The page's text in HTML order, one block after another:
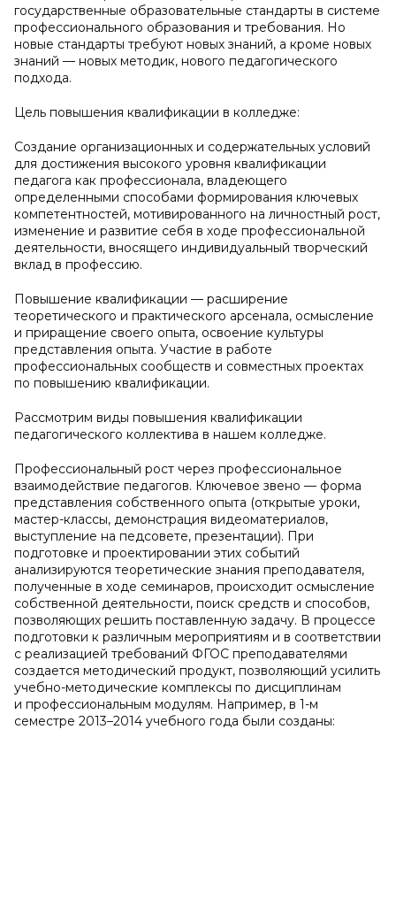
государственные образовательные стандарты в системе
профессионального образования и требования. Но
новые стандарты требуют новых знаний, а кроме новых
знаний — новых методик, нового педагогического
подхода.
Цель повышения квалификации в колледже:
Создание организационных и содержательных условий
для достижения высокого уровня квалификации
педагога как профессионала, владеющего
определенными способами формирования ключевых
компетентностей, мотивированного на личностный рост,
изменение и развитие себя в ходе профессиональной
деятельности, вносящего индивидуальный творческий
вклад в профессию.
Повышение квалификации — расширение
теоретического и практического арсенала, осмысление
и приращение своего опыта, освоение культуры
представления опыта. Участие в работе
профессиональных сообществ и совместных проектах
по повышению квалификации.
Рассмотрим виды повышения квалификации
педагогического коллектива в нашем колледже.
Профессиональный рост через профессиональное
взаимодействие педагогов. Ключевое звено — форма
представления собственного опыта (открытые уроки,
мастер-классы, демонстрация видеоматериалов,
выступление на педсовете, презентации). При
подготовке и проектировании этих событий
анализируются теоретические знания преподавателя,
полученные в ходе семинаров, происходит осмысление
собственной деятельности, поиск средств и способов,
позволяющих решить поставленную задачу. В процессе
подготовки к различным мероприятиям и в соответствии
с реализацией требований ФГОС преподавателями
создается методический продукт, позволяющий усилить
учебно-методические комплексы по дисциплинам
и профессиональным модулям. Например, в 1-м
семестре 2013–2014 учебного года были созданы: